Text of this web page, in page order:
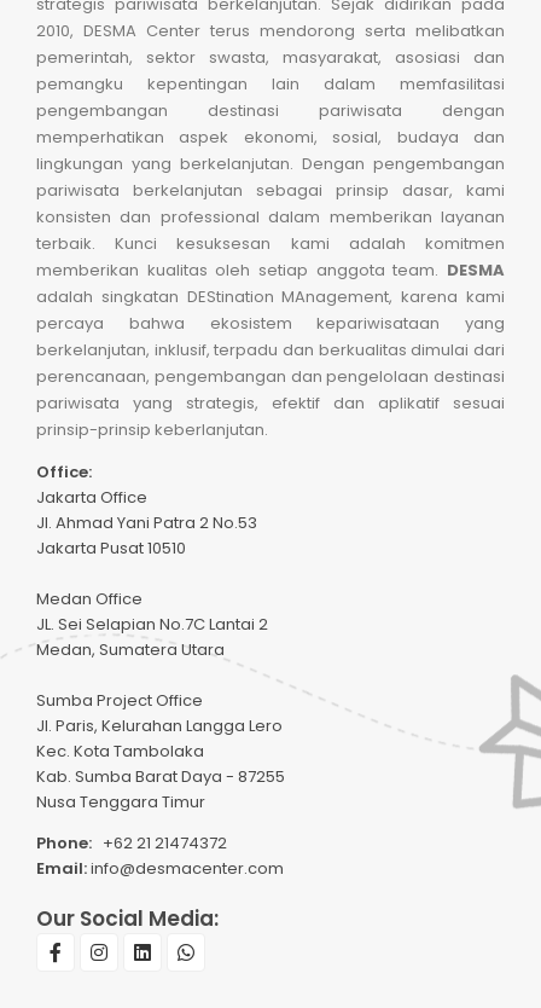
2010, DESMA Center terus mendorong serta melibatkan
pemerintah, sektor swasta, masyarakat, asosiasi dan
pemangku kepentingan lain dalam memfasilitasi
pengembangan destinasi pariwisata dengan
memperhatikan aspek ekonomi, sosial, budaya dan
lingkungan yang berkelanjutan. Dengan pengembangan
pariwisata berkelanjutan sebagai prinsip dasar, kami
konsisten dan professional dalam memberikan layanan
terbaik. Kunci kesuksesan kami adalah komitmen
memberikan kualitas oleh setiap anggota team. DESMA
adalah singkatan DEStination MAnagement, karena kami
percaya bahwa ekosistem kepariwisataan yang
berkelanjutan, inklusif, terpadu dan berkualitas dimulai dari
perencanaan, pengembangan dan pengelolaan destinasi
pariwisata yang strategis, efektif dan aplikatif sesuai
prinsip-prinsip keberlanjutan.
Office:
Jakarta Office
Jl. Ahmad Yani Patra 2 No.53
Jakarta Pusat 10510
Medan Office
JL. Sei Selapian No.7C Lantai 2
Medan, Sumatera Utara
Sumba Project Office
Jl. Paris, Kelurahan Langga Lero
Kec. Kota Tambolaka
Kab. Sumba Barat Daya - 87255
Nusa Tenggara Timur
Phone: +62 21 21474372
Email:info@desmacenter.com
Our Social Media: